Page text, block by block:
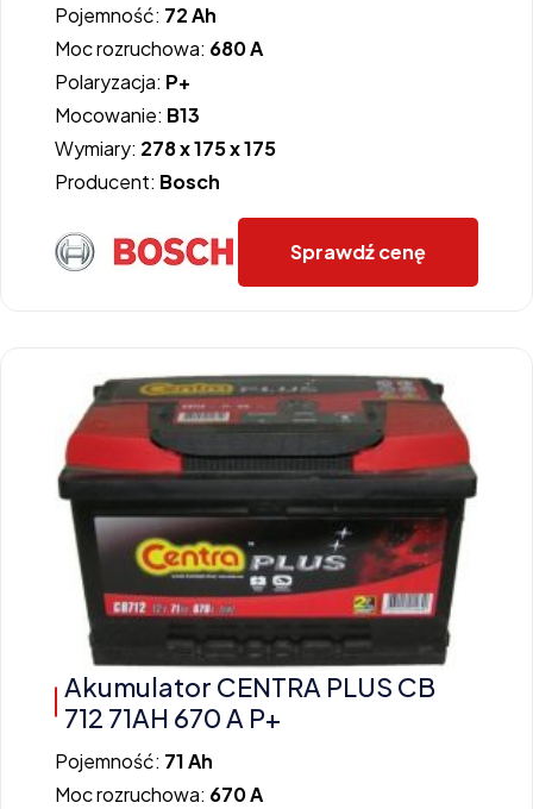
Pojemność: 72 Ah
Moc rozruchowa: 680 A
Polaryzacja: P+
Mocowanie: B13
Wymiary: 278 x 175 x 175
Producent: Bosch
Sprawdź cenę
Akumulator CENTRA PLUS CB
712 71AH 670 A P+
Pojemność: 71 Ah
Moc rozruchowa: 670 A